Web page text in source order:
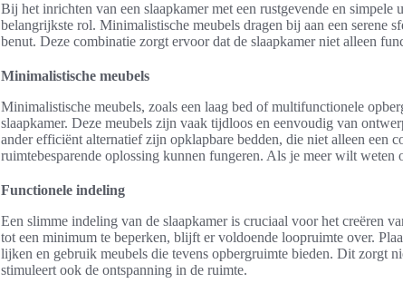
Bij het inrichten van een slaapkamer met een rustgevende en simpele
belangrijkste rol. Minimalistische meubels dragen bij aan een serene
benut. Deze combinatie zorgt ervoor dat de slaapkamer niet alleen
Minimalistische meubels
Minimalistische meubels, zoals een laag bed of multifunctionele
slaapkamer. Deze meubels zijn vaak tijdloos en eenvoudig van
ander efficiënt alternatief zijn opklapbare bedden, die niet alleen een
ruimtebesparende oplossing kunnen fungeren. Als je meer wilt weten
Functionele indeling
Een slimme indeling van de slaapkamer is cruciaal voor het creëren
tot een minimum te beperken, blijft er voldoende loopruimte over.
lijken en gebruik meubels die tevens opbergruimte bieden. Dit zorgt
stimuleert ook de ontspanning in de ruimte.